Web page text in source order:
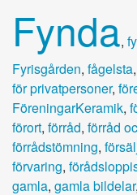
Fynda,
Fyrisgården, fågelsta,
för privatpersoner,
FöreningarKeramik,
förort, förråd, förråd
förrådstömning,
förvaring,
gamla, gamla bildelar,